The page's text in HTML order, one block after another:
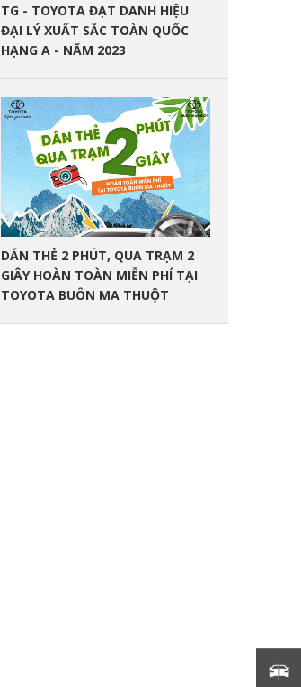
TG - TOYOTA ĐẠT DANH HIỆU
ĐẠI LÝ XUẤT SẮC TOÀN QUỐC
HẠNG A - NĂM 2023
DÁN THẺ 2 PHÚT, QUA TRẠM 2
GIÂY HOÀN TOÀN MIỄN PHÍ TẠI
TOYOTA BUÔN MA THUỘT